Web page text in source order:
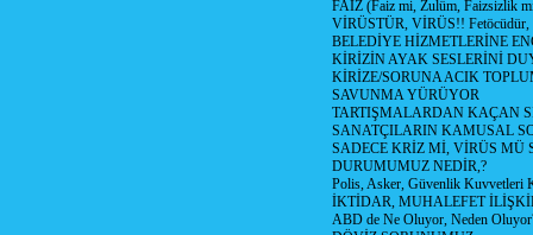
FAİZ (Faiz mi, Zulüm, Faizsizlik
VİRÜSTÜR, VİRÜS!! Fetöcüdür,
BELEDİYE HİZMETLERİNE
KİRİZİN AYAK SESLERİNİ
KİRİZE/SORUNA ACIK
SAVUNMA YÜRÜYOR
TARTIŞMALARDAN KAÇAN
SANATÇILARIN KAMUSAL
SADECE KRİZ Mİ, VİRÜS MÜ
DURUMUMUZ NEDİR,?
Polis, Asker, Güvenlik Kuvvetleri
İKTİDAR, MUHALEFET
ABD de Ne Oluyor, Neden